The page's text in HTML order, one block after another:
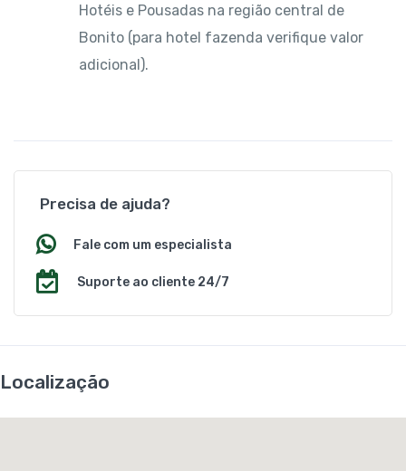
Hotéis e Pousadas na região central de
Bonito (para hotel fazenda verifique valor
adicional).
Precisa de ajuda?
Fale com um especialista
Suporte ao cliente 24/7
Localização